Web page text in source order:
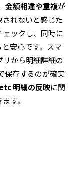
金額相違や重複が
されないと感じた
ェックし、同時に
安心です。スマ
リから明細詳細の
保存するのが確実
明細の反映に関
す。